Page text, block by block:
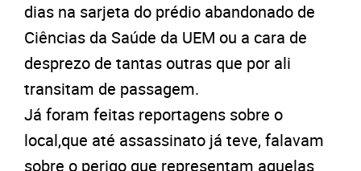
dias na sarjeta do prédio abandonado de
Ciências da Saúde da UEM ou a cara de
desprezo de tantas outras que por ali
transitam de passagem.
Já foram feitas reportagens sobre o
local,que até assassinato já teve, falavam
sobre o perigo que representam aquelas